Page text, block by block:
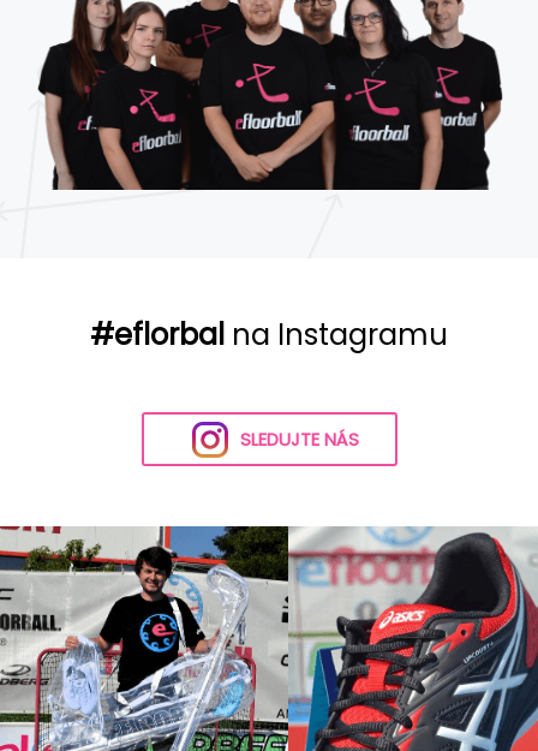
#eflorbal na Instagramu
SLEDUJTE NÁS